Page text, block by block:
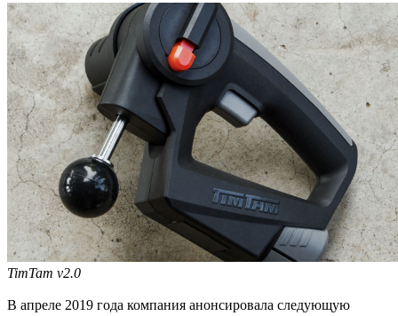
TimTam v2.0
В апреле 2019 года компания анонсировала следующую